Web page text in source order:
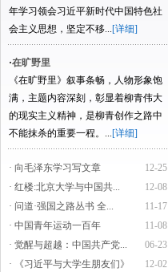
年学习领会习近平新时代中国特色社
会主义思想，坚定不移...[详细]
·在旷野里
《在旷野里》叙事条畅，人物形象饱
满，主题内容深刻，彰显着柳青伟大
的现实主义精神，是柳青创作之路中
不能抹杀的重要一程。...[详细]
12-25
· 向毛泽东学习写文章
12-08
· 红楼:北京大学与中国共...
11-17
· 问道·强国之路丛书 全...
11-08
· 中国青年运动一百年
06-23
· 觉醒与超越：中国共产党...
12-02
· 《习近平与大学生朋友们》